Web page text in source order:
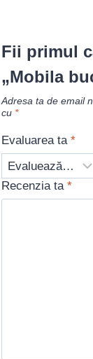
Fii primul
„Mobila
Adresa ta de email
cu *
Evaluarea ta *
Recenzia ta *